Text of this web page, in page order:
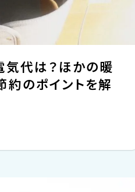
気代は？ほかの暖
のポイントを解